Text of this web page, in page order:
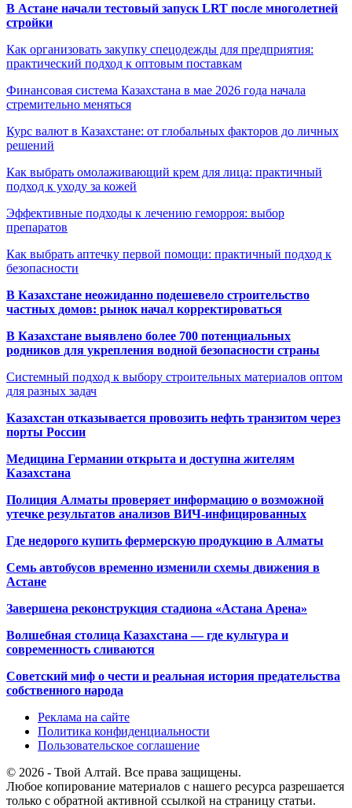
В Астане начали тестовый запуск LRT после многолетней
стройки
Как организовать закупку спецодежды для предприятия:
практический подход к оптовым поставкам
Финансовая система Казахстана в мае 2026 года начала
стремительно меняться
Курс валют в Казахстане: от глобальных факторов до личных
решений
Как выбрать омолаживающий крем для лица: практичный
подход к уходу за кожей
Эффективные подходы к лечению геморроя: выбор
препаратов
Как выбрать аптечку первой помощи: практичный подход к
безопасности
В Казахстане неожиданно подешевело строительство
частных домов: рынок начал корректироваться
В Казахстане выявлено более 700 потенциальных
родников для укрепления водной безопасности страны
Системный подход к выбору строительных материалов оптом
для разных задач
Казахстан отказывается провозить нефть транзитом через
порты России
Медицина Германии открыта и доступна жителям
Казахстана
Полиция Алматы проверяет информацию о возможной
утечке результатов анализов ВИЧ-инфицированных
Где недорого купить фермерскую продукцию в Алматы
Семь автобусов временно изменили схемы движения в
Астане
Завершена реконструкция стадиона «Астана Арена»
Волшебная столица Казахстана — где культура и
современность сливаются
Советский миф о чести и реальная история предательства
собственного народа
Реклама на сайте
Политика конфиденциальности
Пользовательское соглашение
© 2026 - Твой Алтай. Все права защищены.
Любое копирование материалов с нашего ресурса разрешается
только с обратной активной ссылкой на страницу статьи.